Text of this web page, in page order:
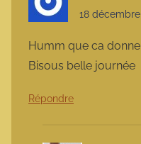
18
Humm que ca donne
Bisous belle journée
Répondre